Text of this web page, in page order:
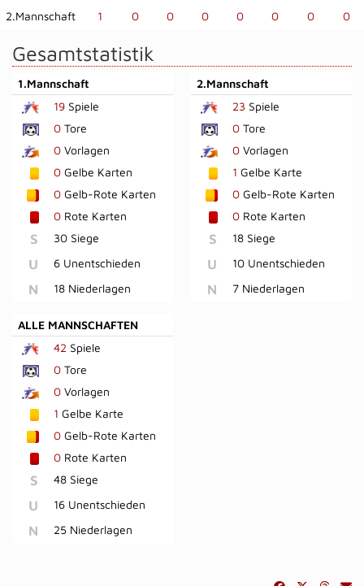
2.Mannschaft 1 0 0 0 0 0 0 0
Gesamtstatistik
1.Mannschaft
19 Spiele
0 Tore
0 Vorlagen
0 Gelbe Karten
0 Gelb-Rote Karten
0 Rote Karten
S 30 Siege
U 6 Unentschieden
N 18 Niederlagen
2.Mannschaft
23 Spiele
0Tore
0Vorlagen
1 Gelbe Karte
0Gelb-Rote Karten
0Rote Karten
S 18 Siege
U 10 Unentschieden
N 7 Niederlagen
ALLE MANNSCHAFTEN
42 Spiele
0 Tore
0 Vorlagen
1 Gelbe Karte
0 Gelb-Rote Karten
0 Rote Karten
S 48 Siege
U 16 Unentschieden
N 25 Niederlagen